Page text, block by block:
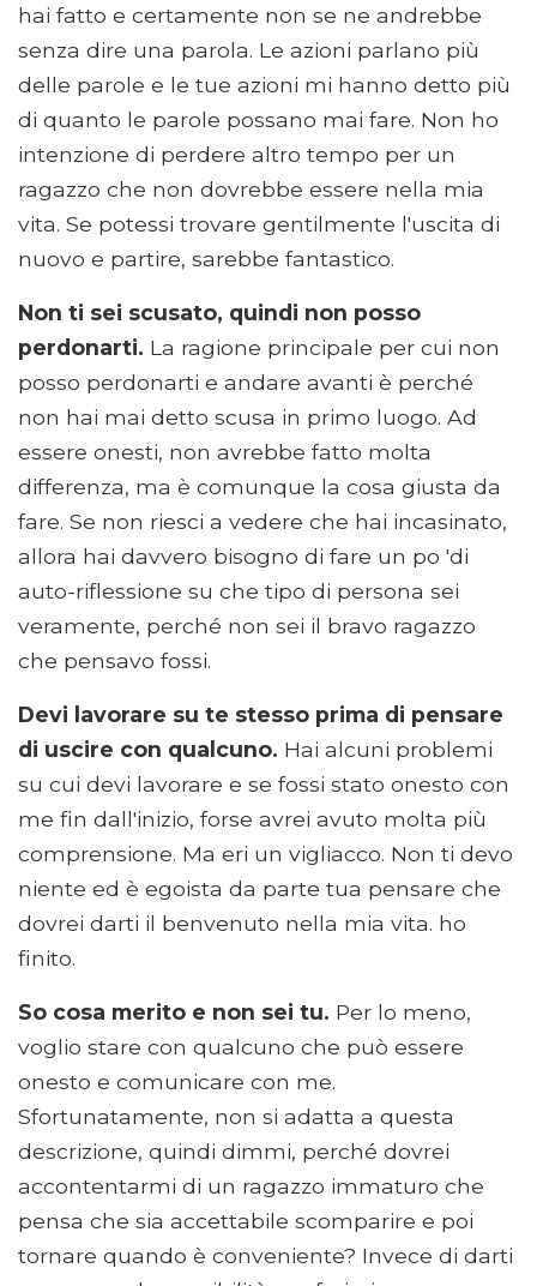
hai fatto e certamente non se ne andrebbe
senza dire una parola. Le azioni parlano più
delle parole e le tue azioni mi hanno detto più
di quanto le parole possano mai fare. Non ho
intenzione di perdere altro tempo per un
ragazzo che non dovrebbe essere nella mia
vita. Se potessi trovare gentilmente l'uscita di
nuovo e partire, sarebbe fantastico.
Non ti sei scusato, quindi non posso
perdonarti. La ragione principale per cui non
posso perdonarti e andare avanti è perché
non hai mai detto scusa in primo luogo. Ad
essere onesti, non avrebbe fatto molta
differenza, ma è comunque la cosa giusta da
fare. Se non riesci a vedere che hai incasinato,
allora hai davvero bisogno di fare un po 'di
auto-riflessione su che tipo di persona sei
veramente, perché non sei il bravo ragazzo
che pensavo fossi.
Devi lavorare su te stesso prima di pensare
di uscire con qualcuno. Hai alcuni problemi
su cui devi lavorare e se fossi stato onesto con
me fin dall'inizio, forse avrei avuto molta più
comprensione. Ma eri un vigliacco. Non ti devo
niente ed è egoista da parte tua pensare che
dovrei darti il ​​benvenuto nella mia vita. ho
finito.
So cosa merito e non sei tu. Per lo meno,
voglio stare con qualcuno che può essere
onesto e comunicare con me.
Sfortunatamente, non si adatta a questa
descrizione, quindi dimmi, perché dovrei
accontentarmi di un ragazzo immaturo che
pensa che sia accettabile scomparire e poi
tornare quando è conveniente? Invece di darti